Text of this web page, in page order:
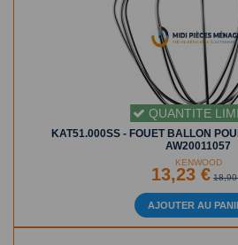
QUANTITE
KAT51.000SS - FOUET BALLON
AW20011057
KENWOOD
13,23 €
AJOUTER AU